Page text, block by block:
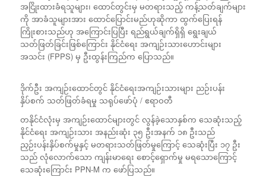
အငြိုးထားခံရသူများ၊ ထောင်တွင်းမှ မတရားသည့် ကန့်သတ်ချက်များ
ကို အာခံသူများအား ထောင်ပြောင်းမည်ဟုဆိုကာ ထွက်ပြေးရန်
ကြိုးစားသည်ဟု အကြောင်းပြပြီး ရည်ရွယ်ချက်ရှိရှိ ရွေးချယ်
သတ်ဖြတ်ခြင်းဖြစ်ကြောင်း နိုင်ငံရေး အကျဉ်းသားဟောင်းများ
အသင်း (FPPS) မှ ဦးထွန်းကြည်က ပြောသည်။
ဒိုက်ဦး အကျဉ်း‌ထောင်တွင် နိုင်ငံရေးအကျဉ်းသားများ ညဉ်းပန်း
နှိပ်စက် သတ်ဖြတ်ခံရမှု သရုပ်ဖော်ပုံ / ဧရာဝတီ
တနိုင်ငံလုံးမှ အကျဉ်းထောင်များတွင် လွန်ခဲ့သောနှစ်က သေဆုံးသည့်
နိုင်ငံရေး အကျဉ်းသား အနည်းဆုံး ၃၅ ဦးအနက် ၁၈ ဦးသည်
ညှဉ်းပန်းနှိပ်စက်မှုနှင့် မတရားသတ်ဖြတ်မှုကြောင့် သေဆုံးပြီး ၁၇ ဦး
သည် လုံလောက်သော ကျန်းမာရေး စောင့်ရှောက်မှု မရသောကြောင့်
သေဆုံးကြောင်း PPN-M က ဖော်ပြသည်။